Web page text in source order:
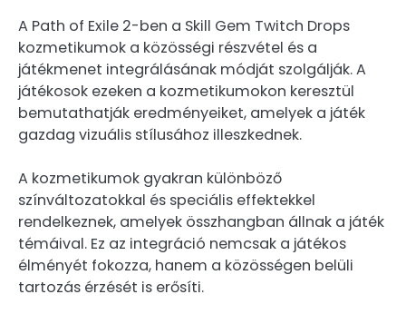
A Path of Exile 2-ben a Skill Gem Twitch Drops
kozmetikumok a közösségi részvétel és a
játékmenet integrálásának módját szolgálják. A
játékosok ezeken a kozmetikumokon keresztül
bemutathatják eredményeiket, amelyek a játék
gazdag vizuális stílusához illeszkednek.
A kozmetikumok gyakran különböző
színváltozatokkal és speciális effektekkel
rendelkeznek, amelyek összhangban állnak a játék
témáival. Ez az integráció nemcsak a játékos
élményét fokozza, hanem a közösségen belüli
tartozás érzését is erősíti.